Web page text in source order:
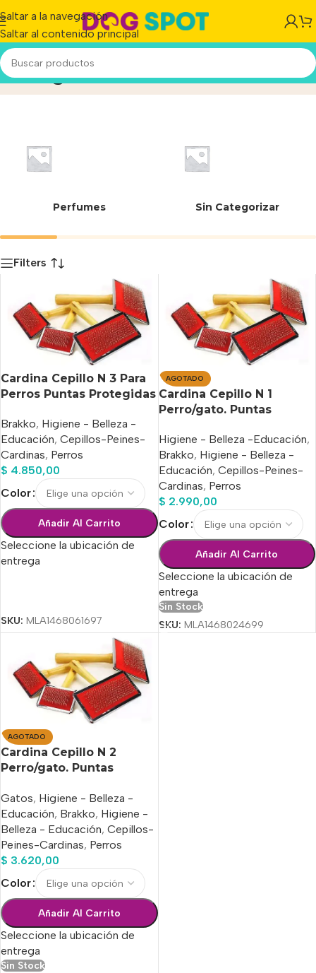
Saltar a la navegación
Saltar al contenido principal
Mango MaderaInicio/Producto
Perfumes Sin Categorizar
Filters
Cardina Cepillo N 3 Para
Perros Puntas Protegidas
Brakko, Higiene - Belleza -
Educación, Cepillos-Peines-
Cardinas, Perros
$ 4.850,00
Color
Añadir Al Carrito
Seleccione la ubicación de
entrega
SKU: MLA1468061697
AGOTADO
Cardina Cepillo N 1
Perro/gato. Puntas
Higiene - Belleza -Educación,
Brakko, Higiene - Belleza -
Educación, Cepillos-Peines-
Cardinas, Perros
$ 2.990,00
Color
Añadir Al Carrito
Seleccione la ubicación de
entrega
Sin Stock
SKU: MLA1468024699
AGOTADO
Cardina Cepillo N 2
Perro/gato. Puntas
Gatos, Higiene - Belleza -
Educación, Brakko, Higiene -
Belleza - Educación, Cepillos-
Peines-Cardinas, Perros
$ 3.620,00
Color
Añadir Al Carrito
Seleccione la ubicación de
entrega
Sin Stock